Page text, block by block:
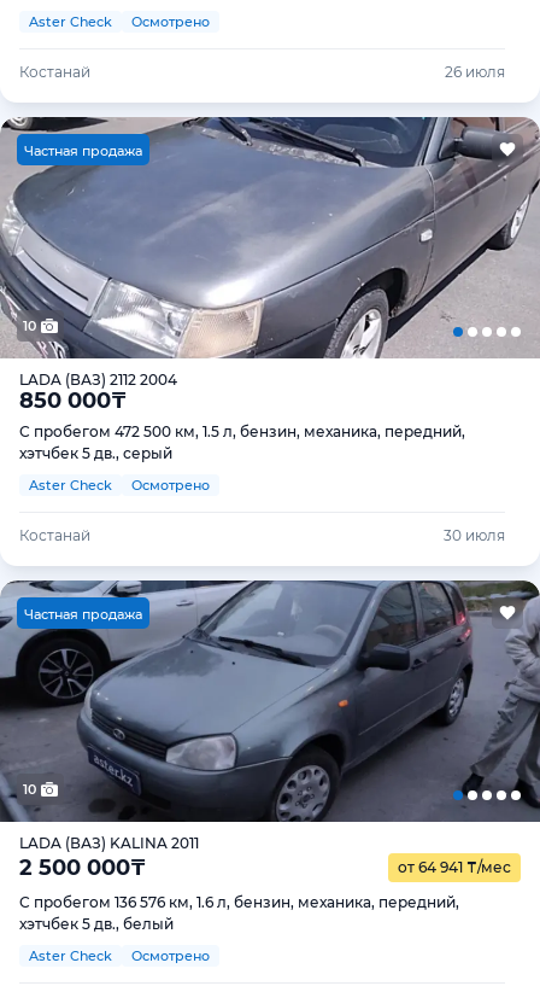
Aster Check Осмотрено
Костанай 26 июля
Частная продажа
10
LADA (ВАЗ) 2112 2004
850 000₸
С пробегом 472 500 км, 1.5 л, бензин, механика, передний,
хэтчбек 5 дв., серый
Aster Check Осмотрено
Костанай 30 июля
Частная продажа
10
LADA (ВАЗ) KALINA 2011
2 500 000₸ от 64 941 ₸/мес
С пробегом 136 576 км, 1.6 л, бензин, механика, передний,
хэтчбек 5 дв., белый
Aster Check Осмотрено